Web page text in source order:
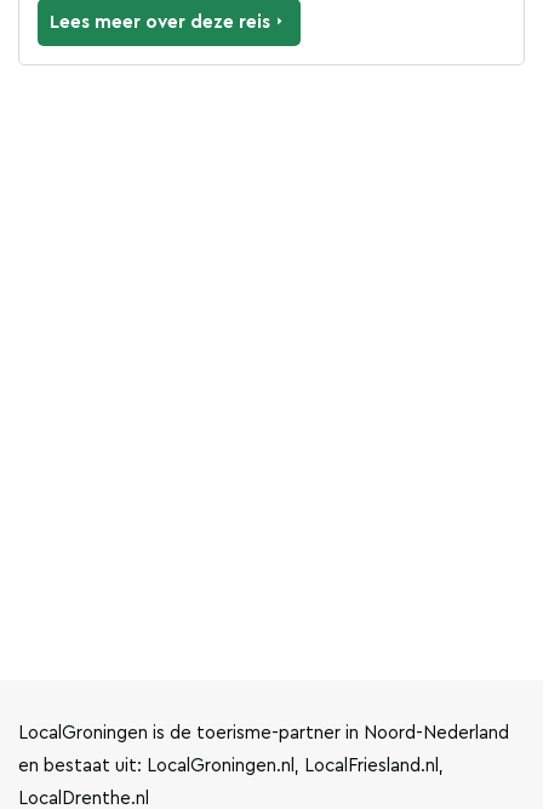
Lees meer over deze reis
LocalGroningen is de toerisme-partner in Noord-Nederland
en bestaat uit: LocalGroningen.nl, LocalFriesland.nl,
LocalDrenthe.nl